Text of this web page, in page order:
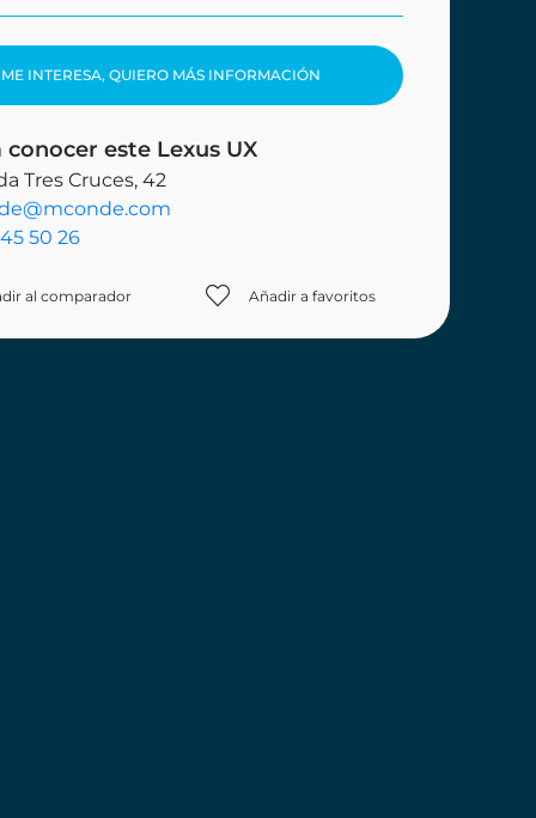
ME INTERESA, QUIERO MÁS INFORMACIÓN
conocer este Lexus UX
Tres Cruces, 42
50 26
al comparador Añadir a favoritos